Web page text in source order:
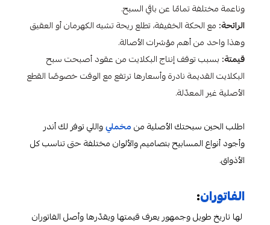
وناعمة مختلفة تمامًا عن باقي السبح.
الرائحة:مع الحكة الخفيفة، تطلع ريحة تشبه الكهرمان أو العقيق
وهذا واحد من أهم مؤشرات الأصالة.
قيمتة:بسبب توقف إنتاج البكلايت من عقود أصبحت سبح
البكلايت القديمة نادرة وأسعارها ترتفع مع الوقت خصوصًا القطع
الأصلية غير المعدّلة.
اطلب الحين سبحتك الأصلية منمخمليواللي توفر لك أندر
وأجود أنواع المسابيح بتصاميم والألوان مختلفة حتى تناسب كل
الأذواق.
الفاتوران:
لها تاريخ طويل وجمهور يعرف قيمتها ويقدّرها وأصل الفاتوران